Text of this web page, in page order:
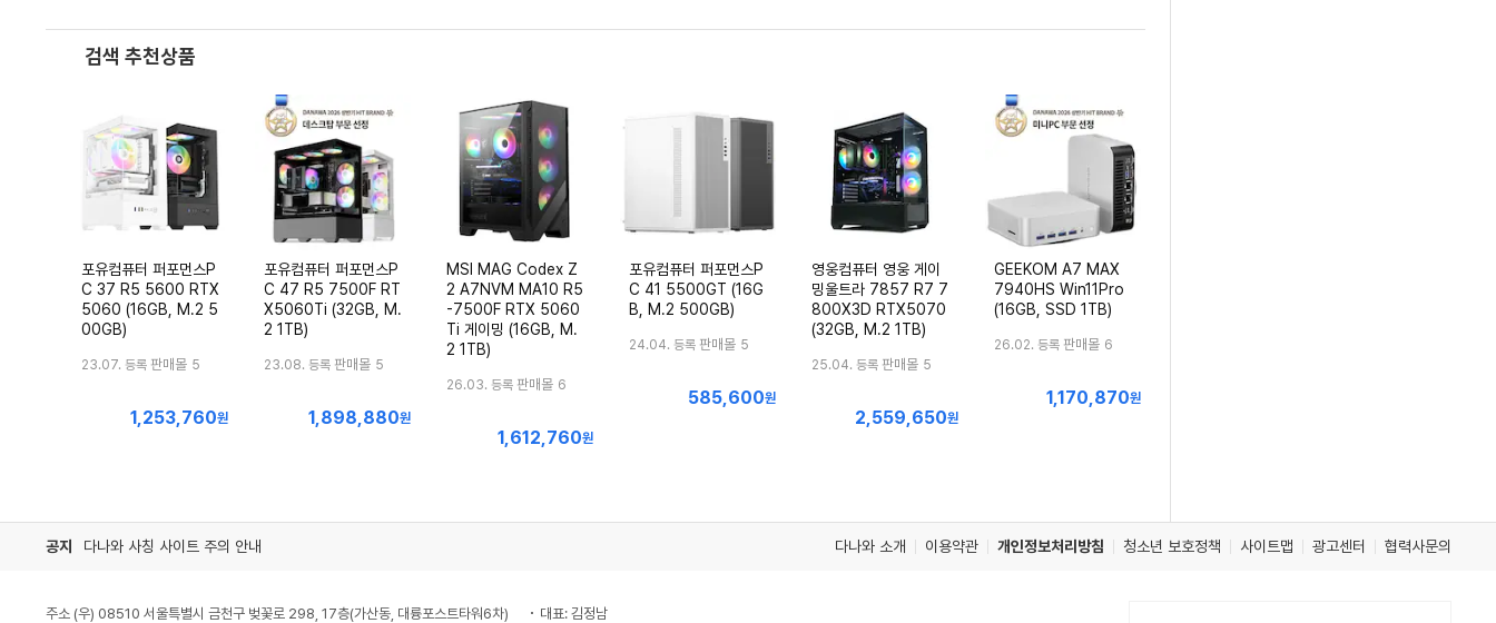
검색 추천상품
포유컴퓨터 퍼포먼스P
C 37 R5 5600 RTX
5060 (16GB, M.2 5
00GB)
23.07. 등록 판매몰 5
최1,253,760원
포유컴퓨터 퍼포먼스P
C 47 R5 7500F RT
X5060Ti (32GB, M.
2 1TB)
23.08. 등록 판매몰 5
최1,898,880원
MSI MAG Codex Z
2 A7NVM MA10 R5
-7500F RTX 5060
Ti 게이밍 (16GB, M.
2 1TB)
26.03. 등록 판매몰 6
최1,612,760원
포유컴퓨터 퍼포먼스P
C 41 5500GT (16G
B, M.2 500GB)
24.04. 등록 판매몰 5
최
585,600원
영웅컴퓨터 영웅 게이
밍울트라 7857 R7 7
800X3D RTX5070
(32GB, M.2 1TB)
25.04. 등록 판매몰 5
최
2,559,650원
GEEKOM A7 MAX
7940HS Win11Pro
(16GB, SSD 1TB)
26.02. 등록 판매몰 6
최
1,170,870원
공지 다나와 사칭 사이트 주의 안내 다나와 소개 이용약관 개인정보처리방침 청소년 보호정책 사이트맵 광고센터 협력사문의
주소 (우) 08510 서울특별시 금천구 벚꽃로 298, 17층(가산동, 대륭포스트타워6차) 대표: 김정남